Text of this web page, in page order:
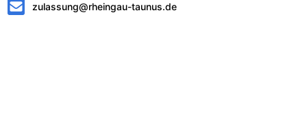
zulassung@rheingau-taunus.de